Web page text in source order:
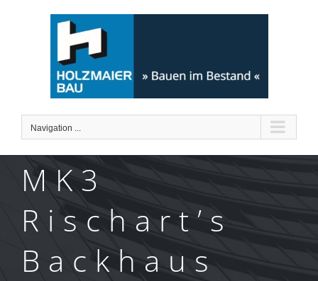
Navigation ...
MK3
Rischart’s
Backhaus